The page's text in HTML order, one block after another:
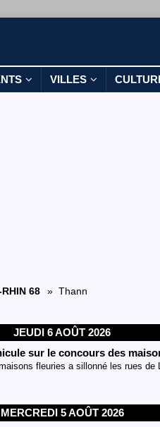
VILLES
RHIN 68 » Thann
JEUDI 6 AOÛT 2026
sur le concours des
fleuries a sillonné les rues de
MERCREDI 5 AOÛT 2026